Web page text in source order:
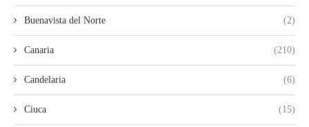
Buenavista del Norte (2)
Canaria (210)
Candelaria (6)
Ciuca (15)